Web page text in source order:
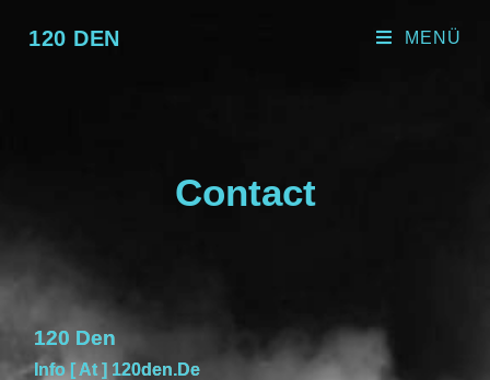
120 DEN MENÜ
Contact
120 Den
Info [ At ] 120den.de